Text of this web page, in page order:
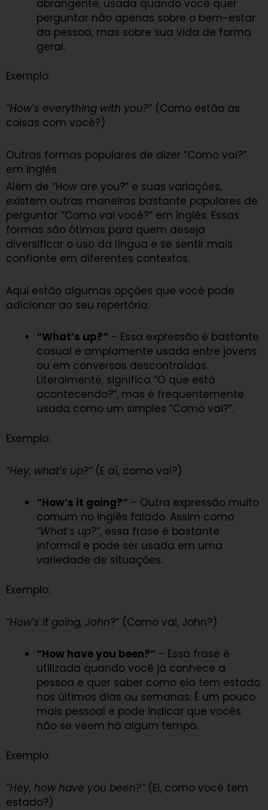
abrangente, usada quando você quer
perguntar não apenas sobre o bem-estar
da pessoa, mas sobre sua vida de forma
geral.
Exemplo:
“How’s everything with you?” (Como estão as
coisas com você?)
Outras formas populares de dizer “Como vai?”
em inglês
Além de “How are you?” e suas variações,
existem outras maneiras bastante populares de
perguntar “Como vai você?” em inglês. Essas
formas são ótimas para quem deseja
diversificar o uso da língua e se sentir mais
confiante em diferentes contextos.
Aqui estão algumas opções que você pode
adicionar ao seu repertório:
“What’s up?” – Essa expressão é bastante
casual e amplamente usada entre jovens
ou em conversas descontraídas.
Literalmente, significa “O que está
acontecendo?”, mas é frequentemente
usada como um simples “Como vai?”.
Exemplo:
“Hey, what’s up?” (E aí, como vai?)
“How’s it going?” – Outra expressão muito
comum no inglês falado. Assim como
“What’s up?”, essa frase é bastante
informal e pode ser usada em uma
variedade de situações.
Exemplo:
“How’s it going, John?” (Como vai, John?)
“How have you been?” – Essa frase é
utilizada quando você já conhece a
pessoa e quer saber como ela tem estado
nos últimos dias ou semanas. É um pouco
mais pessoal e pode indicar que vocês
não se veem há algum tempo.
Exemplo:
“Hey, how have you been?” (Ei, como você tem
estado?)